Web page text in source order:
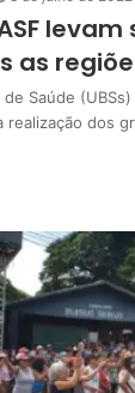
as
Saúde
realização dos